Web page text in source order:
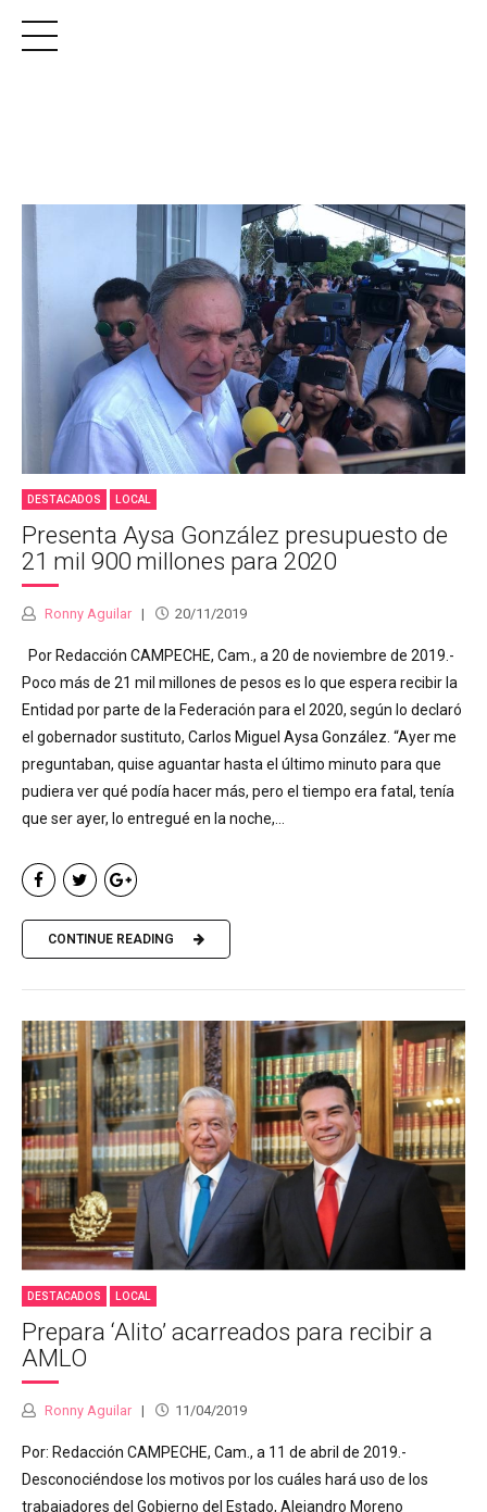
DESTACADOS LOCAL
Presenta Aysa González presupuesto de
21 mil 900 millones para 2020
Ronny Aguilar 20/11/2019
Por Redacción CAMPECHE, Cam., a 20 de noviembre de 2019.-
Poco más de 21 mil millones de pesos es lo que espera recibir la
Entidad por parte de la Federación para el 2020, según lo declaró
el gobernador sustituto, Carlos Miguel Aysa González. “Ayer me
preguntaban, quise aguantar hasta el último minuto para que
pudiera ver qué podía hacer más, pero el tiempo era fatal, tenía
que ser ayer, lo entregué en la noche,...
CONTINUE READING
DESTACADOS LOCAL
Prepara ‘Alito’ acarreados para recibir a
AMLO
Ronny Aguilar 11/04/2019
Por: Redacción CAMPECHE, Cam., a 11 de abril de 2019.-
Desconociéndose los motivos por los cuáles hará uso de los
trabajadores del Gobierno del Estado, Alejandro Moreno